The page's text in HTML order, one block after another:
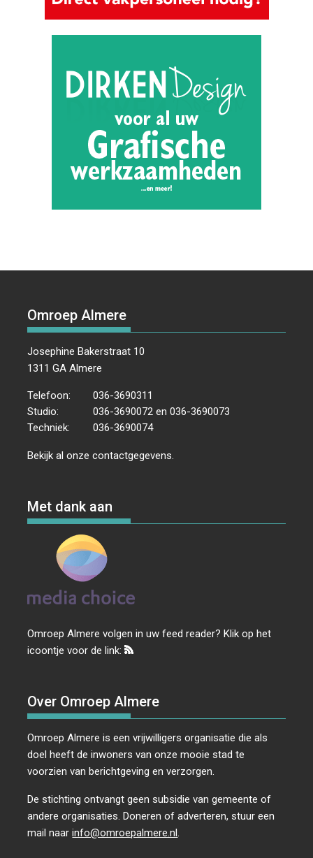
Omroep Almere
Josephine Bakerstraat 10
1311 GA Almere
Telefoon:
036-3690311
Studio:
036-3690072 en 036-3690073
Techniek:
036-3690074
Bekijk al onzecontactgegevens
Met dank aan
Omroep Almere volgen in uw feed reader? Klik op het
icoontje voor de link:
Over Omroep Almere
Omroep Almere is een vrijwilligers organisatie die als
doel heeft de inwoners van onze mooie stad te
voorzien van berichtgeving en verzorgen.
De stichting ontvangt geen subsidie van gemeente of
andere organisaties. Doneren of adverteren, stuur een
mail naarinfo@omroepalmere.nl.